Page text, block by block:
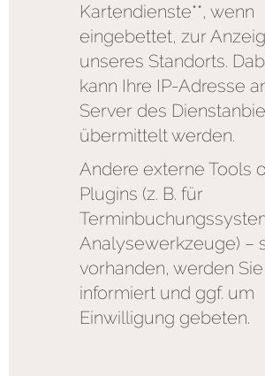
Kartendienste**, wenn
eingebettet, zur
unseres Standorts.
kann Ihre IP-Adresse
Server des
übermittelt werden.
Andere externe Tools
Plugins (z. B. für
Analysewerkzeuge) –
vorhanden, werden Sie
informiert und ggf. um
Einwilligung gebeten.